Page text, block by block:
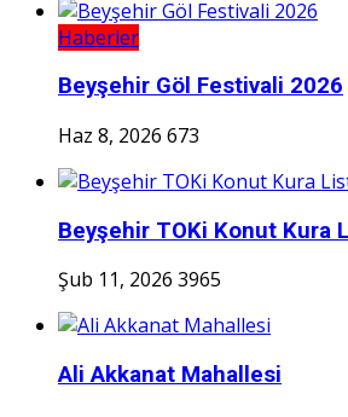
Haberler
Beyşehir Göl Festivali 2026
Haz 8, 2026 673
Beyşehir TOKi Konut Kura
Şub 11, 2026 3965
Ali Akkanat Mahallesi